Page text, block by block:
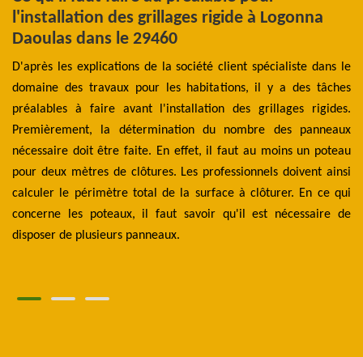
l'installation des grillages rigide à Logonna
Daoulas dans le 29460
D'après les explications de la société client spécialiste dans le
domaine des travaux pour les habitations, il y a des tâches
préalables à faire avant l'installation des grillages rigides.
Premièrement, la détermination du nombre des panneaux
nécessaire doit être faite. En effet, il faut au moins un poteau
pour deux mètres de clôtures. Les professionnels doivent ainsi
calculer le périmètre total de la surface à clôturer. En ce qui
concerne les poteaux, il faut savoir qu'il est nécessaire de
disposer de plusieurs panneaux.